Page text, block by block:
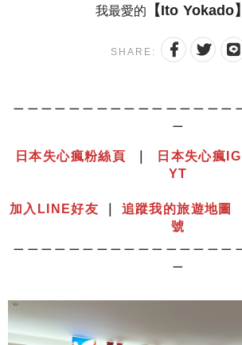
我最愛的
【Ito Yokado】
SHARE:
日本失心瘋粉絲頁 日本失心瘋IG
YT
加入LINE好友
追蹤我的旅遊地圖
號